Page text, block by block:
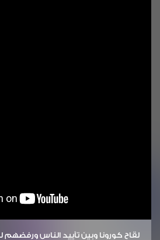
لقاح كورونا وبين تأييد الناس ورفضهم